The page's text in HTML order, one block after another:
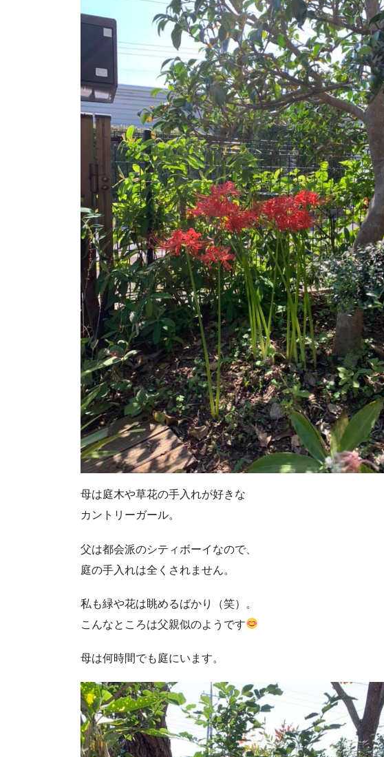
母は庭木や草花の手入れが好きな
カントリーガール。
父は都会派のシティボーイなので、
庭の手入れは全くされません。
私も緑や花は眺めるばかり（笑）。
こんなところは父親似のようです
母は何時間でも庭にいます。